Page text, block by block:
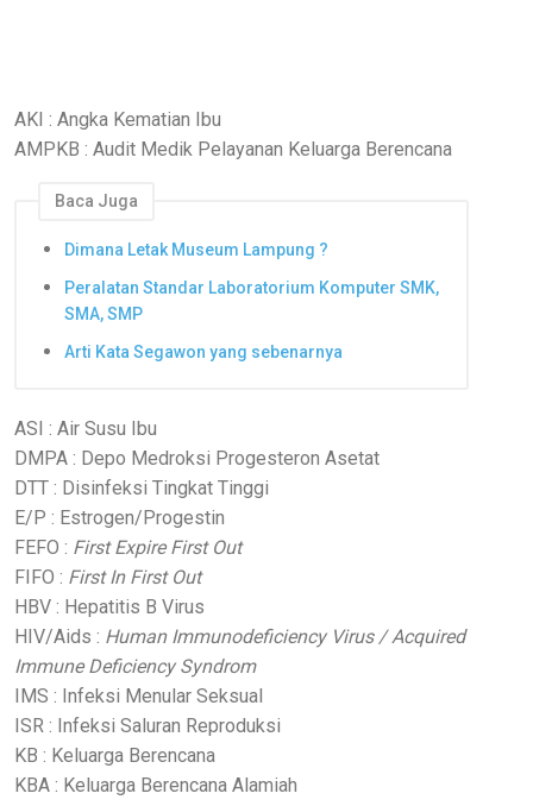
AKI : Angka Kematian Ibu
AMPKB : Audit Medik Pelayanan Keluarga Berencana
Baca Juga
Dimana Letak Museum Lampung ?
Peralatan Standar Laboratorium Komputer SMK,
SMA, SMP
Arti Kata Segawon yang sebenarnya
ASI : Air Susu Ibu
DMPA : Depo Medroksi Progesteron Asetat
DTT : Disinfeksi Tingkat Tinggi
E/P : Estrogen/Progestin
FEFO : First Expire First Out
FIFO : First In First Out
HBV : Hepatitis B Virus
HIV/Aids : Human Immunodeficiency Virus / Acquired
Immune Deficiency Syndrom
IMS : Infeksi Menular Seksual
ISR : Infeksi Saluran Reproduksi
KB : Keluarga Berencana
KBA : Keluarga Berencana Alamiah